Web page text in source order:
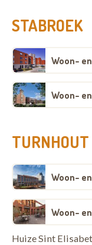
STABROEK
Woon-
TURNHOUT
Woon-
Woon-
Huize Sint